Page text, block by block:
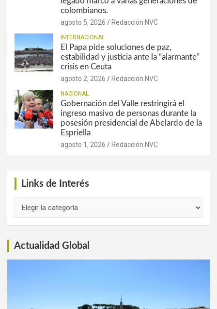
colombianos.
agosto 5, 2026 Redacción NVC
INTERNACIONAL
El Papa pide soluciones de paz,
estabilidad y justicia ante la “alarmante”
crisis en Ceuta
agosto 2, 2026 Redacción NVC
NACIONAL
Gobernación del Valle restringirá el
ingreso masivo de personas durante la
posesión presidencial de Abelardo de la
Espriella
agosto 1, 2026 Redacción NVC
Links de Interés
Actualidad Global